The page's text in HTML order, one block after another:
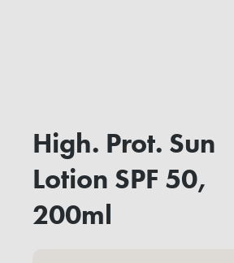
High. Prot. Sun
Lotion SPF 50,
200ml